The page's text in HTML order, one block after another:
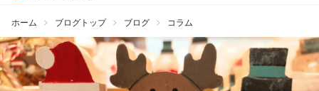
ホーム ブログトップ ブログ コラム